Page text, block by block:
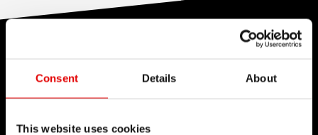
Consent Details About
This website uses cookies
我们对于工程艺术深信不疑，并为了追求卓越的产品
开发流程而努力。我们的理念是透过内部研发的技术
来不断地突破极限。